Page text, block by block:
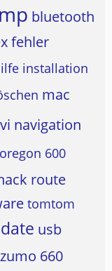
bluetooth
fehler
installation
mac
navigation
oregon 600
route
tomtom
usb
zumo 660